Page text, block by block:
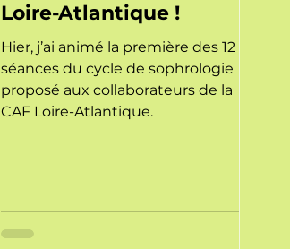
Loire-Atlantique !
Hier, j’ai animé la première des 12
séances du cycle de sophrologie
proposé aux collaborateurs de la
CAF Loire-Atlantique.